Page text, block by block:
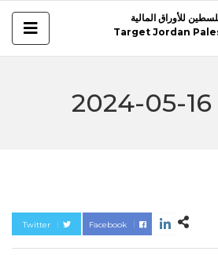
للأوراق المالية
Target Jordan
Twitter Facebook